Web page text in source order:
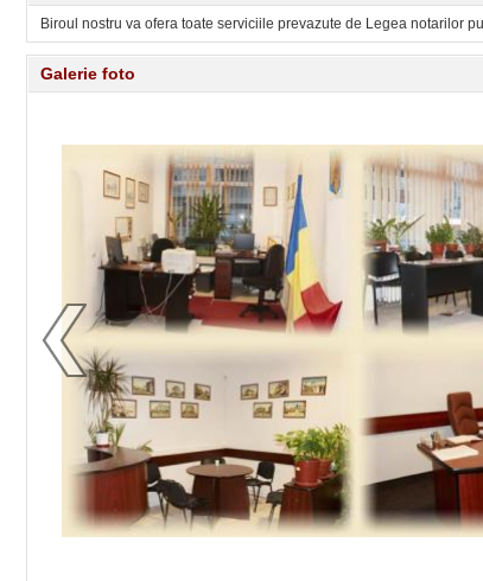
Biroul nostru va ofera toate serviciile prevazute de Legea notarilor
Galerie foto